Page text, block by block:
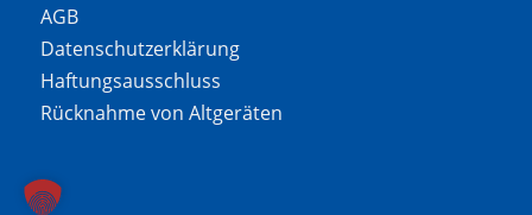
AGB
Datenschutzerklärung
Haftungsausschluss
Rücknahme von Altgeräten